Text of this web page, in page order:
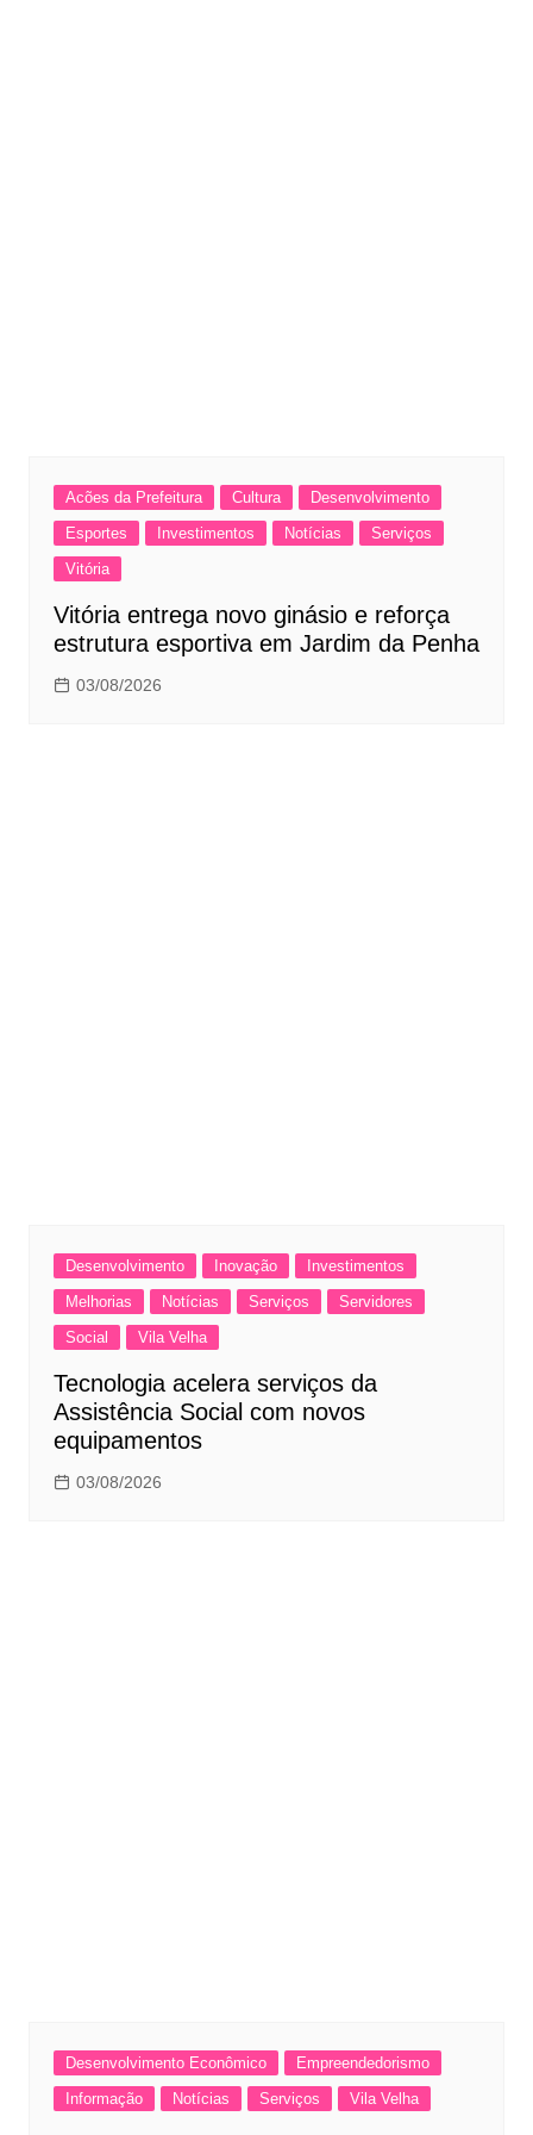
Acões da Prefeitura Cultura
Desenvolvimento
Esportes
Investimentos Notícias
Serviços
Vitória
Vitória entrega novo ginásio e reforça
estrutura esportiva em Jardim da Penha
03/08/2026
Desenvolvimento Inovação
Investimentos
Melhorias
Notícias Serviços
Servidores
Social
Vila Velha
Tecnologia acelera serviços da
Assistência Social com novos
equipamentos
03/08/2026
Desenvolvimento Econômico
Empreendedorismo
Informação
Notícias Serviços Vila Velha